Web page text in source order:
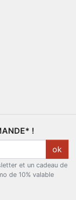
!
ok
et un cadeau de
de 10% valable